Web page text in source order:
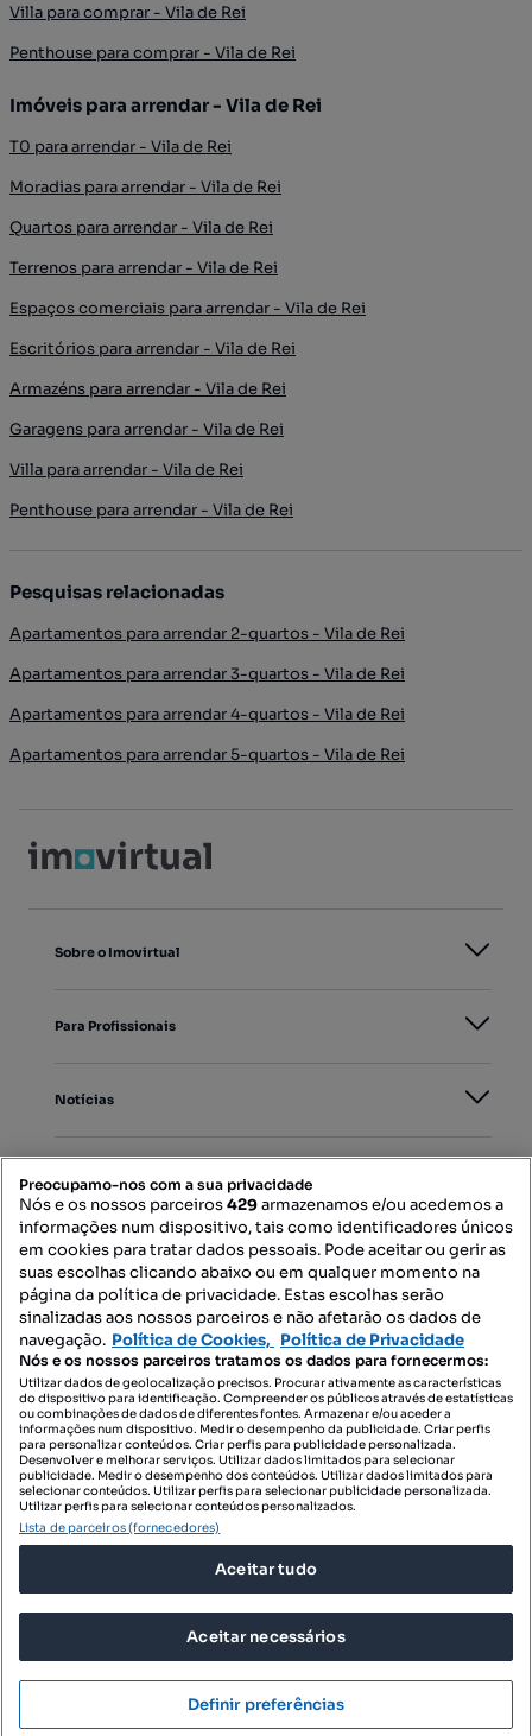
Villa para comprar - Vila de Rei
Penthouse para comprar - Vila de Rei
Imóveis para arrendar - Vila de Rei
T0 para arrendar - Vila de Rei
Moradias para arrendar - Vila de Rei
Quartos para arrendar - Vila de Rei
Terrenos para arrendar - Vila de Rei
Espaços comerciais para arrendar - Vila de Rei
Escritórios para arrendar - Vila de Rei
Armazéns para arrendar - Vila de Rei
Garagens para arrendar - Vila de Rei
Villa para arrendar - Vila de Rei
Penthouse para arrendar - Vila de Rei
Pesquisas relacionadas
Apartamentos para arrendar 2-quartos - Vila de Rei
Apartamentos para arrendar 3-quartos - Vila de Rei
Apartamentos para arrendar 4-quartos - Vila de Rei
Apartamentos para arrendar 5-quartos - Vila de Rei
Sobre o Imovirtual
Para Profissionais
Notícias
Mapa do Site
Contacte-nos
SIGA-NOS:
DESCARREGAR NA:
© 2026 Imovirtual.com, OLX Portugal, S.A.
TERMOS DE UTILIZAÇÃO
POLÍTICA DE PRIVACIDADE
CONFIGURAÇÕES DE PRIVACIDADE
Preocupamo-nos com a sua privacidade
Nós e os nossos parceiros429armazenamos e/ou acedemos a
informações num dispositivo, tais como identificadores únicos
em cookies para tratar dados pessoais. Pode aceitar ou gerir as
suas escolhas clicando abaixo ou em qualquer momento na
página da política de privacidade. Estas escolhas serão
sinalizadas aos nossos parceiros e não afetarão os dados de
navegação. Política de Cookies, Política de Privacidade
Nós e os nossos parceiros tratamos os dados para fornecermos:
Utilizar dados de geolocalização precisos. Procurar ativamente as características
do dispositivo para identificação. Compreender os públicos através de estatísticas
ou combinações de dados de diferentes fontes. Armazenar e/ou aceder a
informações num dispositivo. Medir o desempenho da publicidade. Criar perfis
para personalizar conteúdos. Criar perfis para publicidade personalizada.
Desenvolver e melhorar serviços. Utilizar dados limitados para selecionar
publicidade. Medir o desempenho dos conteúdos. Utilizar dados limitados para
selecionar conteúdos. Utilizar perfis para selecionar publicidade personalizada.
Utilizar perfis para selecionar conteúdos personalizados.
Lista de parceiros (fornecedores)
Aceitar tudo
Aceitar necessários
Definir preferências